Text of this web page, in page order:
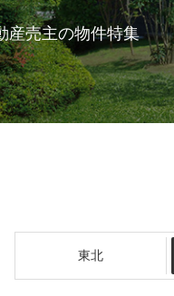
産売主の物件特集
東北